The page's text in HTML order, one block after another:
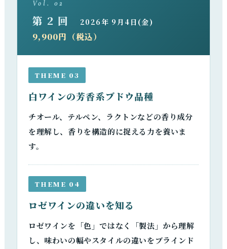
Vol. 02
第 2 回 2026年 9月4日(金)
9,900円（税込）
THEME 03
白ワインの芳香系ブドウ品種
チオール、テルペン、ラクトンなどの香り成分
を理解し、香りを構造的に捉える力を養いま
す。
THEME 04
ロゼワインの違いを知る
ロゼワインを「色」ではなく「製法」から理解
し、味わいの幅やスタイルの違いをブラインド